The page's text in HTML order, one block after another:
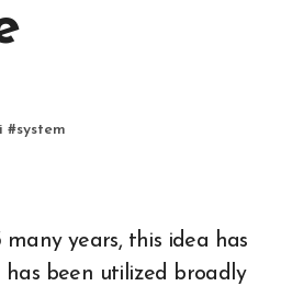
#system
years, this idea has
been utilized broadly